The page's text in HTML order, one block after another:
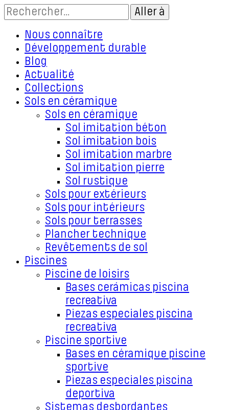
Nous connaître
Développement durable
Blog
Actualité
Collections
Sols en céramique
Sols en céramique
Sol imitation béton
Sol imitation bois
Sol imitation marbre
Sol imitation pierre
Sol rustique
Sols pour extérieurs
Sols pour intérieurs
Sols pour terrasses
Plancher technique
Revêtements de sol
Piscines
Piscine de loisirs
Bases cerámicas piscina
recreativa
Piezas especiales piscina
recreativa
Piscine sportive
Bases en céramique piscine
sportive
Piezas especiales piscina
deportiva
Sistemas desbordantes